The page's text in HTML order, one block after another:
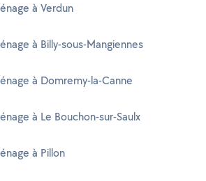
à Verdun
à Billy-sous-Mangiennes
à Domremy-la-Canne
à Le Bouchon-sur-Saulx
à Pillon